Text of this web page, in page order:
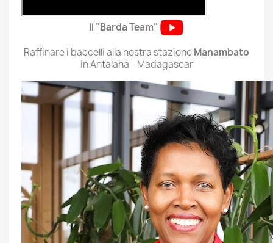
Il "Barda Team"
Raffinare i baccelli alla nostra stazioneManambato
in Antalaha - Madagascar